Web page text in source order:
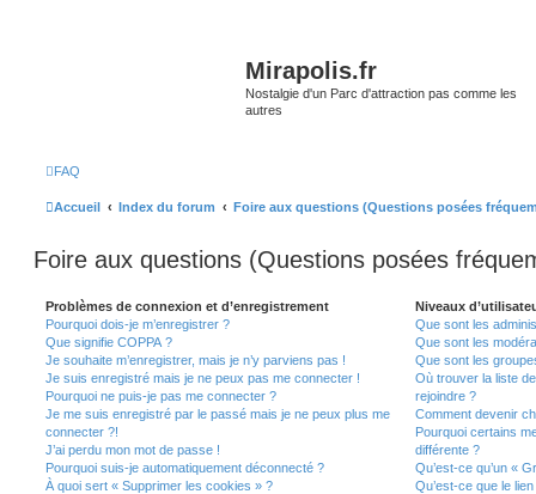
Mirapolis.fr
Nostalgie d'un Parc d'attraction pas comme les
autres
FAQ
Accueil Index du forum Foire aux questions (Questions posées
Foire aux questions (Questions posées
Problèmes de connexion et d’enregistrement
Pourquoi dois-je m’enregistrer ?
Que signifie COPPA ?
Je souhaite m’enregistrer, mais je n’y parviens pas !
Je suis enregistré mais je ne peux pas me connecter !
Pourquoi ne puis-je pas me connecter ?
Je me suis enregistré par le passé mais je ne peux plus me
connecter ?!
J’ai perdu mon mot de passe !
Pourquoi suis-je automatiquement déconnecté ?
À quoi sert « Supprimer les cookies » ?
Niveaux
Que sont les
Que sont les
Que sont les
Où trouver la liste
rejoindre ?
Comment devenir
Pourquoi certains
différente ?
Qu’est-ce qu’un «
Qu’est-ce que le